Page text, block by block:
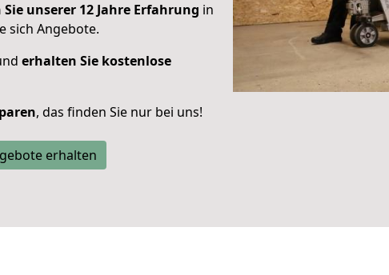
unserer 12 Jahre Erfahrung in
sich Angebote.
erhalten Sie kostenlose
, das finden Sie nur bei uns!
erhalten